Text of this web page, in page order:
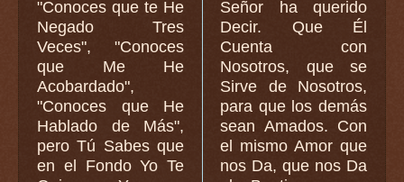
"Conoces que te He
Negado Tres
Veces", "Conoces
que Me He
Acobardado",
"Conoces que He
Hablado de Más",
pero Tú Sabes que
en el Fondo Yo Te
Señor ha querido
Decir. Que Él
Cuenta con
Nosotros, que se
Sirve de Nosotros,
para que los demás
sean Amados. Con
el mismo Amor que
nos Da, que nos Da